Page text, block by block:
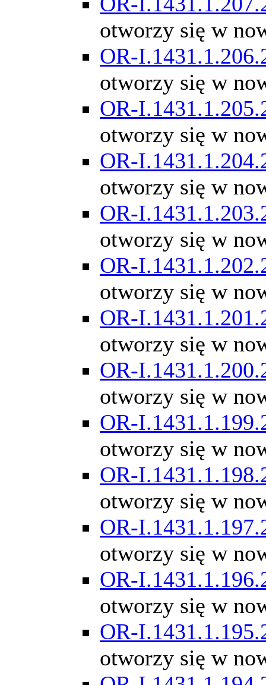
otworzy się w
OR-
otworzy się w
OR-
otworzy się w
OR-
otworzy się w
OR-
otworzy się w
OR-
otworzy się w
OR-
otworzy się w
OR-
otworzy się w
OR-
otworzy się w
OR-
otworzy się w
OR-
otworzy się w
OR-
otworzy się w
OR-
otworzy się w